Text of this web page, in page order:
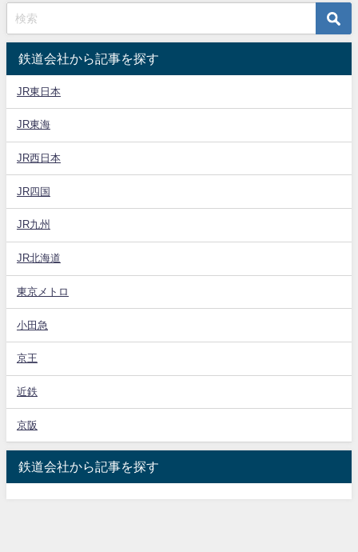
鉄道会社から記事を探す
JR東日本
JR東海
JR西日本
JR四国
JR九州
JR北海道
東京メトロ
小田急
京王
近鉄
京阪
鉄道会社から記事を探す